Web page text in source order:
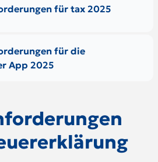
für tax 2025
für die
App 2025